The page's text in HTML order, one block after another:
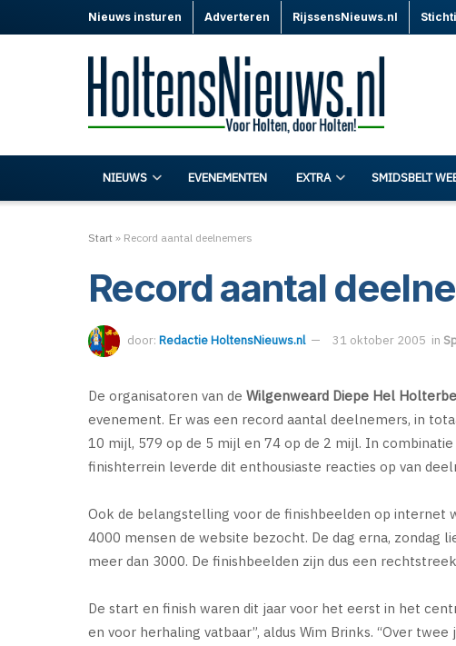
Nieuws insturen Adverteren RijssensNieuws.nl
NIEUWS EVENEMENTEN EXTRA SMIDSBELT
Start » Record aantal deelnemers
Record aantal
door: Redactie HoltensNieuws.nl 31 oktober 2005 in
De organisatoren van de Wilgenweard Diepe Hel
evenement. Er was een record aantal deelnemers, in
10 mijl, 579 op de 5 mijl en 74 op de 2 mijl. In
finishterrein leverde dit enthousiaste reacties op van
Ook de belangstelling voor de finishbeelden op internet
4000 mensen de website bezocht. De dag erna,
meer dan 3000. De finishbeelden zijn dus een
De start en finish waren dit jaar voor het eerst in het
en voor herhaling vatbaar”, aldus Wim Brinks. “Over